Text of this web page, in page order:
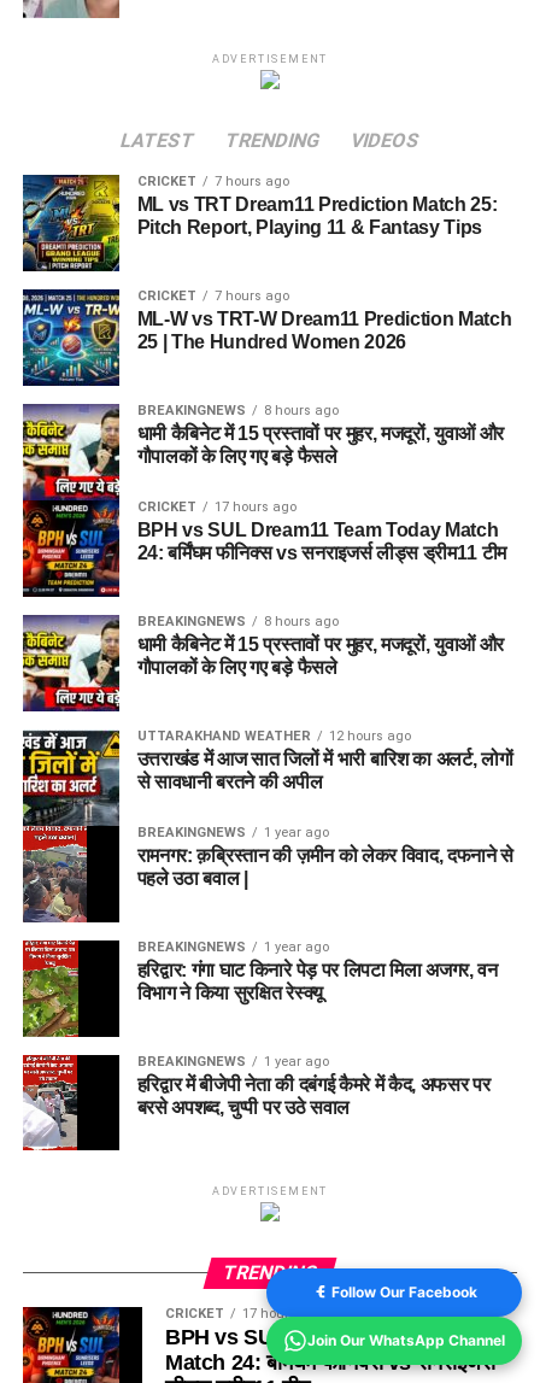
ADVERTISEMENT
LATEST TRENDING VIDEOS
CRICKET 7 hours ago
ML vs TRT Dream11 Prediction Match 25:
Pitch Report, Playing 11 & Fantasy Tips
CRICKET 7 hours ago
ML-W vs TRT-W Dream11 Prediction Match
25 | The Hundred Women 2026
BREAKINGNEWS 8 hours ago
धामी कैबिनेट में 15 प्रस्तावों पर मुहर, मजदूरों, युवाओं और
गौपालकों के लिए गए बड़े फैसले
CRICKET 17 hours ago
BPH vs SUL Dream11 Team Today Match
24: बर्मिंघम फीनिक्स vs सनराइजर्स लीड्स ड्रीम11 टीम
BREAKINGNEWS 8 hours ago
धामी कैबिनेट में 15 प्रस्तावों पर मुहर, मजदूरों, युवाओं और
गौपालकों के लिए गए बड़े फैसले
UTTARAKHAND WEATHER 12 hours ago
उत्तराखंड में आज सात जिलों में भारी बारिश का अलर्ट, लोगों
से सावधानी बरतने की अपील
BREAKINGNEWS 1 year ago
रामनगर: क़ब्रिस्तान की ज़मीन को लेकर विवाद, दफनाने से
पहले उठा बवाल |
BREAKINGNEWS 1 year ago
हरिद्वार: गंगा घाट किनारे पेड़ पर लिपटा मिला अजगर, वन
विभाग ने किया सुरक्षित रेस्क्यू
BREAKINGNEWS 1 year ago
हरिद्वार में बीजेपी नेता की दबंगई कैमरे में कैद, अफसर पर
बरसे अपशब्द, चुप्पी पर उठे सवाल
ADVERTISEMENT
TRENDING
CRICKET 17 hours ago
BPH vs SUL Dream11 Team Today
Match 24: बर्मिंघम फीनिक्स vs सनराइजर्स
Follow Our Facebook
Join Our WhatsApp Channel